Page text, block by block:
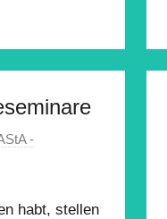
-
habt, stellen